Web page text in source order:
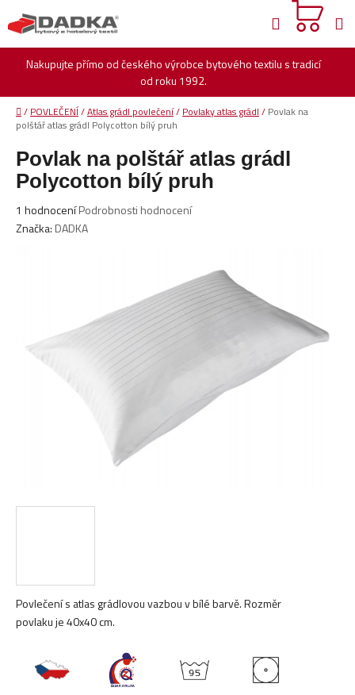
na
obsah
Nakupujte přímo od českého výrobce bytového textilu s tradicí
od roku 1992.
Hledat
Domů
/ POVLEČENÍ/Atlas grádl povlečení/ Povlaky atlas grádl / Povlak na
polštář atlas grádl Polycotton bílý pruh
Povlečení s atlas grádlovou vazbou v bílé barvě. Rozměr
povlaku je 40x40 cm.
Povlak na polštář atlas grádl
Polycotton bílý pruh
Průměrné
hodnocení
hvězdiček.
1 hodnoceníPodrobnosti hodnocení
Značka: DADKA